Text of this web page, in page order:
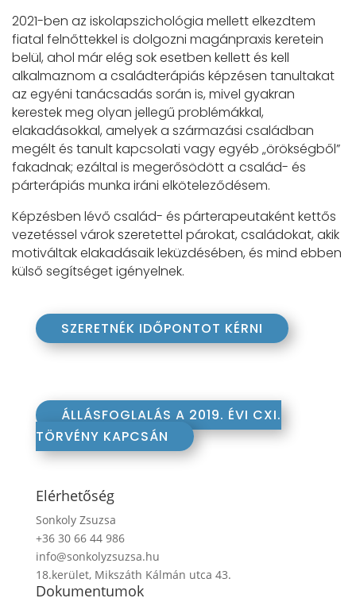
2021-ben az iskolapszichológia mellett elkezdtem
fiatal felnőttekkel is dolgozni magánpraxis keretein
belül, ahol már elég sok esetben kellett és kell
alkalmaznom a családterápiás képzésen tanultakat
az egyéni tanácsadás során is, mivel gyakran
kerestek meg olyan jellegű problémákkal,
elakadásokkal, amelyek a származási családban
megélt és tanult kapcsolati vagy egyéb „örökségből”
fakadnak; ezáltal is megerősödött a család- és
párterápiás munka iráni elköteleződésem.
Képzésben lévő család- és párterapeutaként kettős
vezetéssel várok szeretettel párokat, családokat, akik
motiváltak elakadásaik leküzdésében, és mind ebben
külső segítséget igényelnek.
SZERETNÉK IDŐPONTOT KÉRNI
ÁLLÁSFOGLALÁS A 2019. ÉVI CXI.
TÖRVÉNY KAPCSÁN
Elérhetőség
Sonkoly Zsuzsa
+36 30 66 44 986
info@sonkolyzsuzsa.hu
18.kerület, Mikszáth Kálmán utca 43.
Dokumentumok